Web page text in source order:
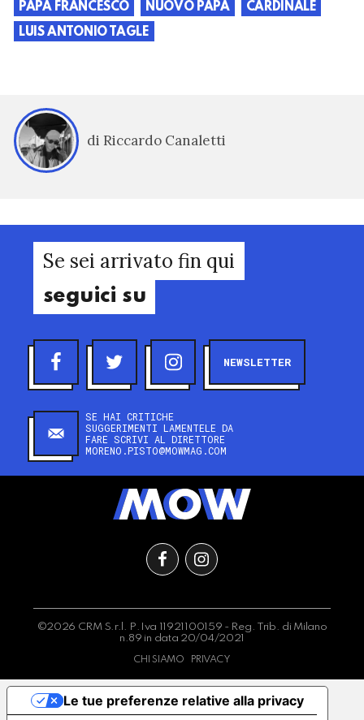
PAPA FRANCESCO
NUOVO PAPA
CARDINALE
LUIS ANTONIO TAGLE
di Riccardo Canaletti
Se sei arrivato fin qui
seguici su
NEWSLETTER
SE HAI CRITICHE
SUGGERIMENTI LAMENTELE DA
FARE SCRIVI AL DIRETTORE
MORENO.PISTO@MOWMAG.COM
©2026 CRM S.r.l. P.Iva 11921100159 - Reg. Trib. di Milano
n.89 in data 20/04/2021
CHI SIAMO PRIVACY
Le tue preferenze relative alla privacy